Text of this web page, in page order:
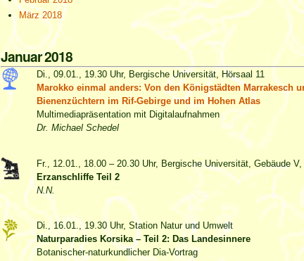
März 2018
Januar 2018
Di., 09.01., 19.30 Uhr, Bergische Universität, Hörsaal 11
Marokko einmal anders: Von den Königstädten Marrakesch
Bienenzüchtern im Rif-Gebirge und im Hohen Atlas
Multimediapräsentation mit Digitalaufnahmen
Dr. Michael Schedel
Fr., 12.01., 18.00 – 20.30 Uhr, Bergische Universität, Gebäude
Erzanschliffe Teil 2
N.N.
Di., 16.01., 19.30 Uhr, Station Natur und Umwelt
Naturparadies Korsika – Teil 2: Das Landesinnere
Botanischer-naturkundlicher Dia-Vortrag